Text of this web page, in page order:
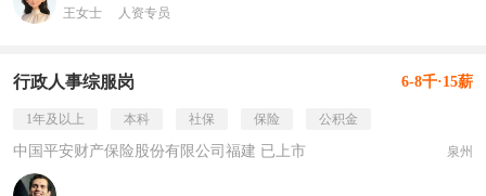
王女士 人资专员
行政人事综服岗 6-8千·15薪
1年及以上 本科 社保 保险 公积金
中国平安财产保险股份有限公司福建 已上市 泉州